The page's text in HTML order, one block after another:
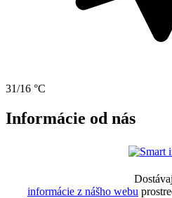
31/16 °C
Informácie od nás
informácie z nášho webu